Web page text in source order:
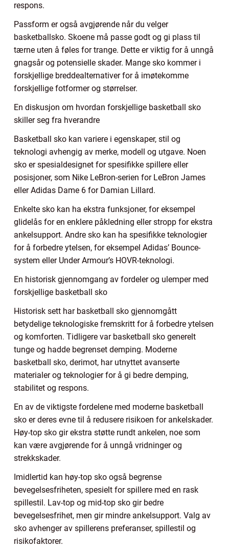
respons.
Passform er også avgjørende når du velger
basketballsko. Skoene må passe godt og gi plass til
tærne uten å føles for trange. Dette er viktig for å unngå
gnagsår og potensielle skader. Mange sko kommer i
forskjellige breddealternativer for å imøtekomme
forskjellige fotformer og størrelser.
En diskusjon om hvordan forskjellige basketball sko
skiller seg fra hverandre
Basketball sko kan variere i egenskaper, stil og
teknologi avhengig av merke, modell og utgave. Noen
sko er spesialdesignet for spesifikke spillere eller
posisjoner, som Nike LeBron-serien for LeBron James
eller Adidas Dame 6 for Damian Lillard.
Enkelte sko kan ha ekstra funksjoner, for eksempel
glidelås for en enklere påkledning eller stropp for ekstra
ankelsupport. Andre sko kan ha spesifikke teknologier
for å forbedre ytelsen, for eksempel Adidas’ Bounce-
system eller Under Armour’s HOVR-teknologi.
En historisk gjennomgang av fordeler og ulemper med
forskjellige basketball sko
Historisk sett har basketball sko gjennomgått
betydelige teknologiske fremskritt for å forbedre ytelsen
og komforten. Tidligere var basketball sko generelt
tunge og hadde begrenset demping. Moderne
basketball sko, derimot, har utnyttet avanserte
materialer og teknologier for å gi bedre demping,
stabilitet og respons.
En av de viktigste fordelene med moderne basketball
sko er deres evne til å redusere risikoen for ankelskader.
Høy-top sko gir ekstra støtte rundt ankelen, noe som
kan være avgjørende for å unngå vridninger og
strekkskader.
Imidlertid kan høy-top sko også begrense
bevegelsesfriheten, spesielt for spillere med en rask
spillestil. Lav-top og mid-top sko gir bedre
bevegelsesfrihet, men gir mindre ankelsupport. Valg av
sko avhenger av spillerens preferanser, spillestil og
risikofaktorer.